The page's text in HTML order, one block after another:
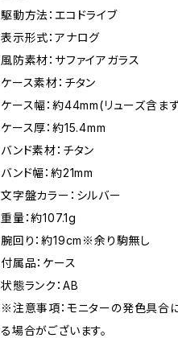
駆動方法：エコドライブ
表示形式：アナログ
風防素材：サファイアガラス
ケース素材：チタン
ケース幅：約44mm(リューズ含まず
ケース厚：約15.4mm
バンド素材：チタン
バンド幅：約21mm
文字盤カラー：シルバー
重量：約107.1g
腕回り：約19cm※余り駒無し
付属品：ケース
状態ランク：AB
※注意事項：モニターの発色具合
る場合がございます。